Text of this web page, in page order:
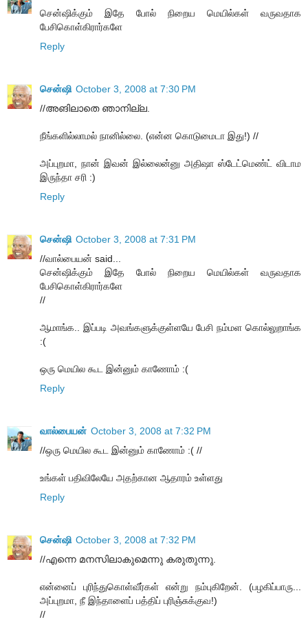
சென்ஷிக்கும் இதே போல் நிறைய மெயில்கள் வருவதாக
பேசிகொள்கிரார்களே
Reply
சென்ஷி October 3, 2008 at 7:30 PM
//അങിലാതെ ഞാനില്ല.
நீங்களில்லாமல் நானில்லை. (என்ன கொடுமைடா இது!) //
அப்புறமா, நான் இவன் இல்லைன்னு அதிஷா ஸ்டேட்மெண்ட் விடாம
இருந்தா சரி :)
Reply
சென்ஷி October 3, 2008 at 7:31 PM
//வால்பையன் said...
சென்ஷிக்கும் இதே போல் நிறைய மெயில்கள் வருவதாக
பேசிகொள்கிரார்களே
//
ஆமாங்க.. இப்படி அவங்களுக்குள்ளயே பேசி நம்மள கொல்லுறாங்க
:(
ஒரு மெயில கூட இன்னும் காணோம் :(
Reply
வால்பையன் October 3, 2008 at 7:32 PM
//ஒரு மெயில கூட இன்னும் காணோம் :( //
உங்கள் பதிவிலேயே அதற்கான ஆதாரம் உள்ளது
Reply
சென்ஷி October 3, 2008 at 7:32 PM
//എന്നെ മനസിലാകുമെന്നു കരുതുന്നു.
என்னைப் புரிந்துகொள்வீர்கள் என்று நம்புகிறேன். (பழகிப்பாரு...
அப்புறமா, நீ இந்தாளைப் பத்திப் புரிஞ்சுக்குவ!)
//